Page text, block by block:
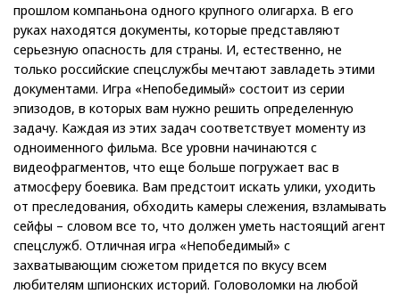
прошлом компаньона одного крупного олигарха. В его
руках находятся документы, которые представляют
серьезную опасность для страны. И, естественно, не
только российские спецслужбы мечтают завладеть этими
документами. Игра «Непобедимый» состоит из серии
эпизодов, в которых вам нужно решить определенную
задачу. Каждая из этих задач соответствует моменту из
одноименного фильма. Все уровни начинаются с
видеофрагментов, что еще больше погружает вас в
атмосферу боевика. Вам предстоит искать улики, уходить
от преследования, обходить камеры слежения, взламывать
сейфы – словом все то, что должен уметь настоящий агент
спецслужб. Отличная игра «Непобедимый» с
захватывающим сюжетом придется по вкусу всем
любителям шпионских историй. Головоломки на любой